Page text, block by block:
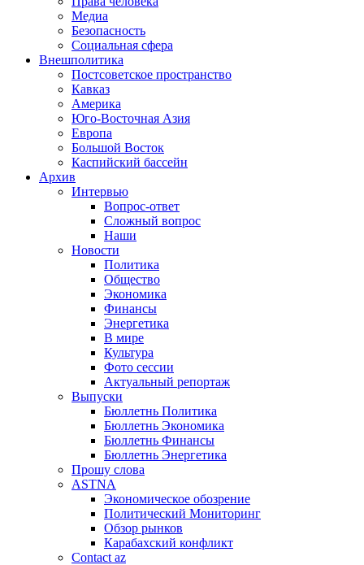
Медиа
Безопасность
Социальная сфера
Внешполитика
Постсоветское пространство
Кавказ
Америка
Юго-Восточная Азия
Европа
Большой Восток
Каспийский бассейн
Архив
Интервью
Вопрос-ответ
Сложный вопрос
Наши
Новости
Политика
Общество
Экономика
Финансы
Энергетика
В мире
Культура
Фото сессии
Актуальный репортаж
Выпуски
Бюллетнь Политика
Бюллетнь Экономика
Бюллетнь Финансы
Бюллетнь Энергетика
Прошу слова
ASTNA
Экономическое обозрение
Политический Мониторинг
Обзор рынков
Карабахский конфликт
Contact az